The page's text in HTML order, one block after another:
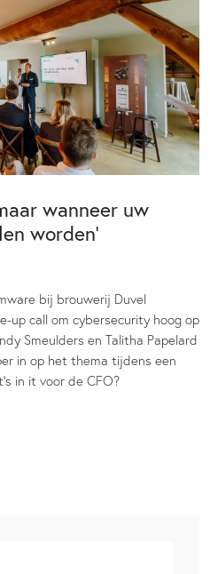
wanneer uw
worden’
bij brouwerij Duvel
up call om cybersecurity hoog op
Smeulders en Talitha Papelard
in op het thema tijdens een
in it voor de CFO?